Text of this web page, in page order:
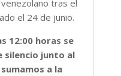
tras el
el 24 de junio.
12:00 horas se
silencio junto al
a la